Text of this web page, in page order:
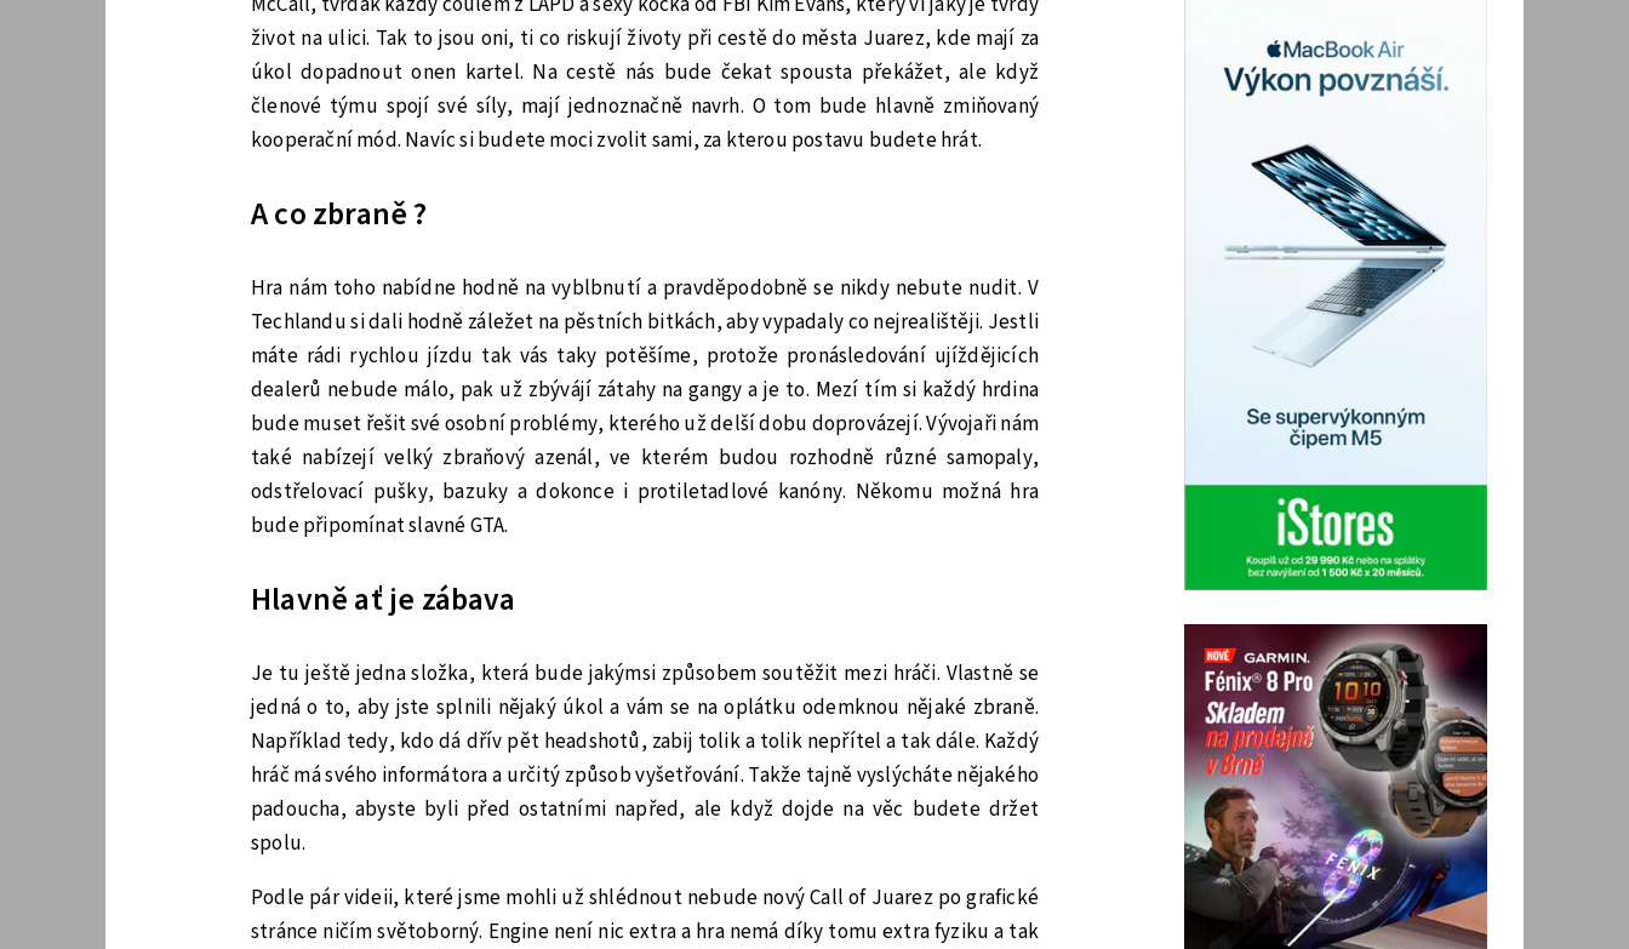
život na ulici. Tak to jsou oni, ti co riskují životy při cestě do města Juarez, kde mají za
úkol dopadnout onen kartel. Na cestě nás bude čekat spousta překážet, ale když
členové týmu spojí své síly, mají jednoznačně navrh. O tom bude hlavně zmiňovaný
kooperační mód. Navíc si budete moci zvolit sami, za kterou postavu budete hrát.
A co zbraně ?
Hra nám toho nabídne hodně na vyblbnutí a pravděpodobně se nikdy nebute nudit. V
Techlandu si dali hodně záležet na pěstních bitkách, aby vypadaly co nejrealištěji. Jestli
máte rádi rychlou jízdu tak vás taky potěšíme, protože pronásledování ujíždějicích
dealerů nebude málo, pak už zbývájí zátahy na gangy a je to. Mezí tím si každý hrdina
bude muset řešit své osobní problémy, kterého už delší dobu doprovázejí. Vývojaři nám
také nabízejí velký zbraňový azenál, ve kterém budou rozhodně různé samopaly,
odstřelovací pušky, bazuky a dokonce i protiletadlové kanóny. Někomu možná hra
bude připomínat slavné GTA.
Hlavně ať je zábava
Je tu ještě jedna složka, která bude jakýmsi způsobem soutěžit mezi hráči. Vlastně se
jedná o to, aby jste splnili nějaký úkol a vám se na oplátku odemknou nějaké zbraně.
Například tedy, kdo dá dřív pět headshotů, zabij tolik a tolik nepřítel a tak dále. Každý
hráč má svého informátora a určitý způsob vyšetřování. Takže tajně vyslýcháte nějakého
padoucha, abyste byli před ostatními napřed, ale když dojde na věc budete držet
spolu.
Podle pár videii, které jsme mohli už shlédnout nebude nový Call of Juarez po grafické
stránce ničím světoborný. Engine není nic extra a hra nemá díky tomu extra fyziku a tak